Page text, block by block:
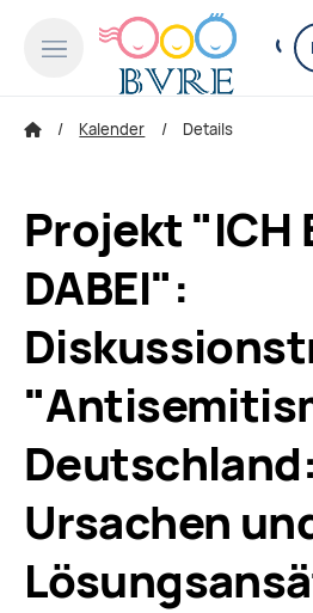
Kalender Details
Projekt "ICH
DABEI":
Deutschland:
Ursachen